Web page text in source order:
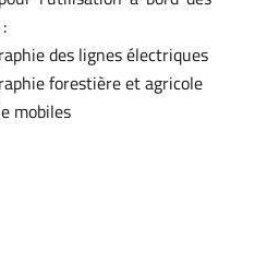
des lignes électriques
forestière et agricole
mobiles